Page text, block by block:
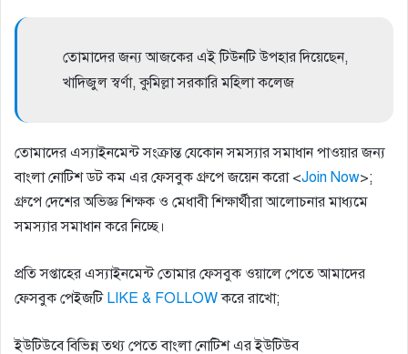
তোমাদের জন্য আজকের এই টিউনটি উপহার দিয়েছেন,
খাদিজুল স্বর্ণা, কুমিল্লা সরকারি মহিলা কলেজ
তোমাদের এস্যাইনমেন্ট সংক্রান্ত যেকোন সমস্যার সমাধান পাওয়ার জন্য
বাংলা নোটিশ ডট কম এর ফেসবুক গ্রুপে জয়েন করো <Join Now>;
গ্রুপে দেশের অভিজ্ঞ শিক্ষক ও মেধাবী শিক্ষার্থীরা আলোচনার মাধ্যমে
সমস্যার সমাধান করে নিচ্ছে।
প্রতি সপ্তাহের এস্যাইনমেন্ট তোমার ফেসবুক ওয়ালে পেতে আমাদের
ফেসবুক পেইজটি LIKE & FOLLOWকরে রাখো;
ইউটিউবে বিভিন্ন তথ্য পেতে বাংলা নোটিশ এর ইউটিউব